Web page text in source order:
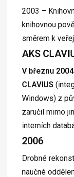
2003 –
knihovnou
směrem k
AKS
V březnu 2004
CLAVIUS
Windows) z
zaručil mimo
interních
2006
Drobné
naučné